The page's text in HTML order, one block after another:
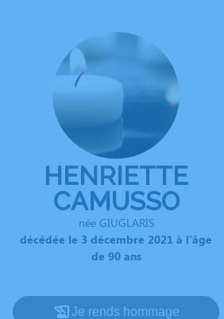
HENRIETTE
CAMUSSO
née GIUGLARIS
décédée le 3 décembre 2021 à l'âge
de 90 ans
Je rends hommage